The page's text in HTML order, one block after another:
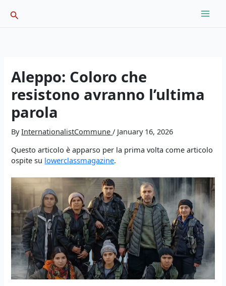
Search
Aleppo: Coloro che
resistono avranno l’ultima
parola
ByInternationalistCommune/ January 16, 2026
Questo articolo è apparso per la prima volta come articolo
ospite su lowerclassmagazine.